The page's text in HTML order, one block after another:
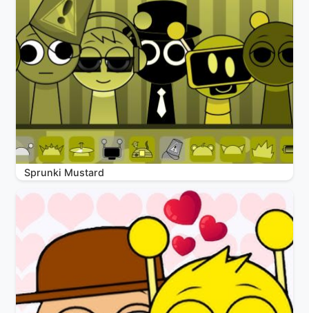
Sprunki Mustard